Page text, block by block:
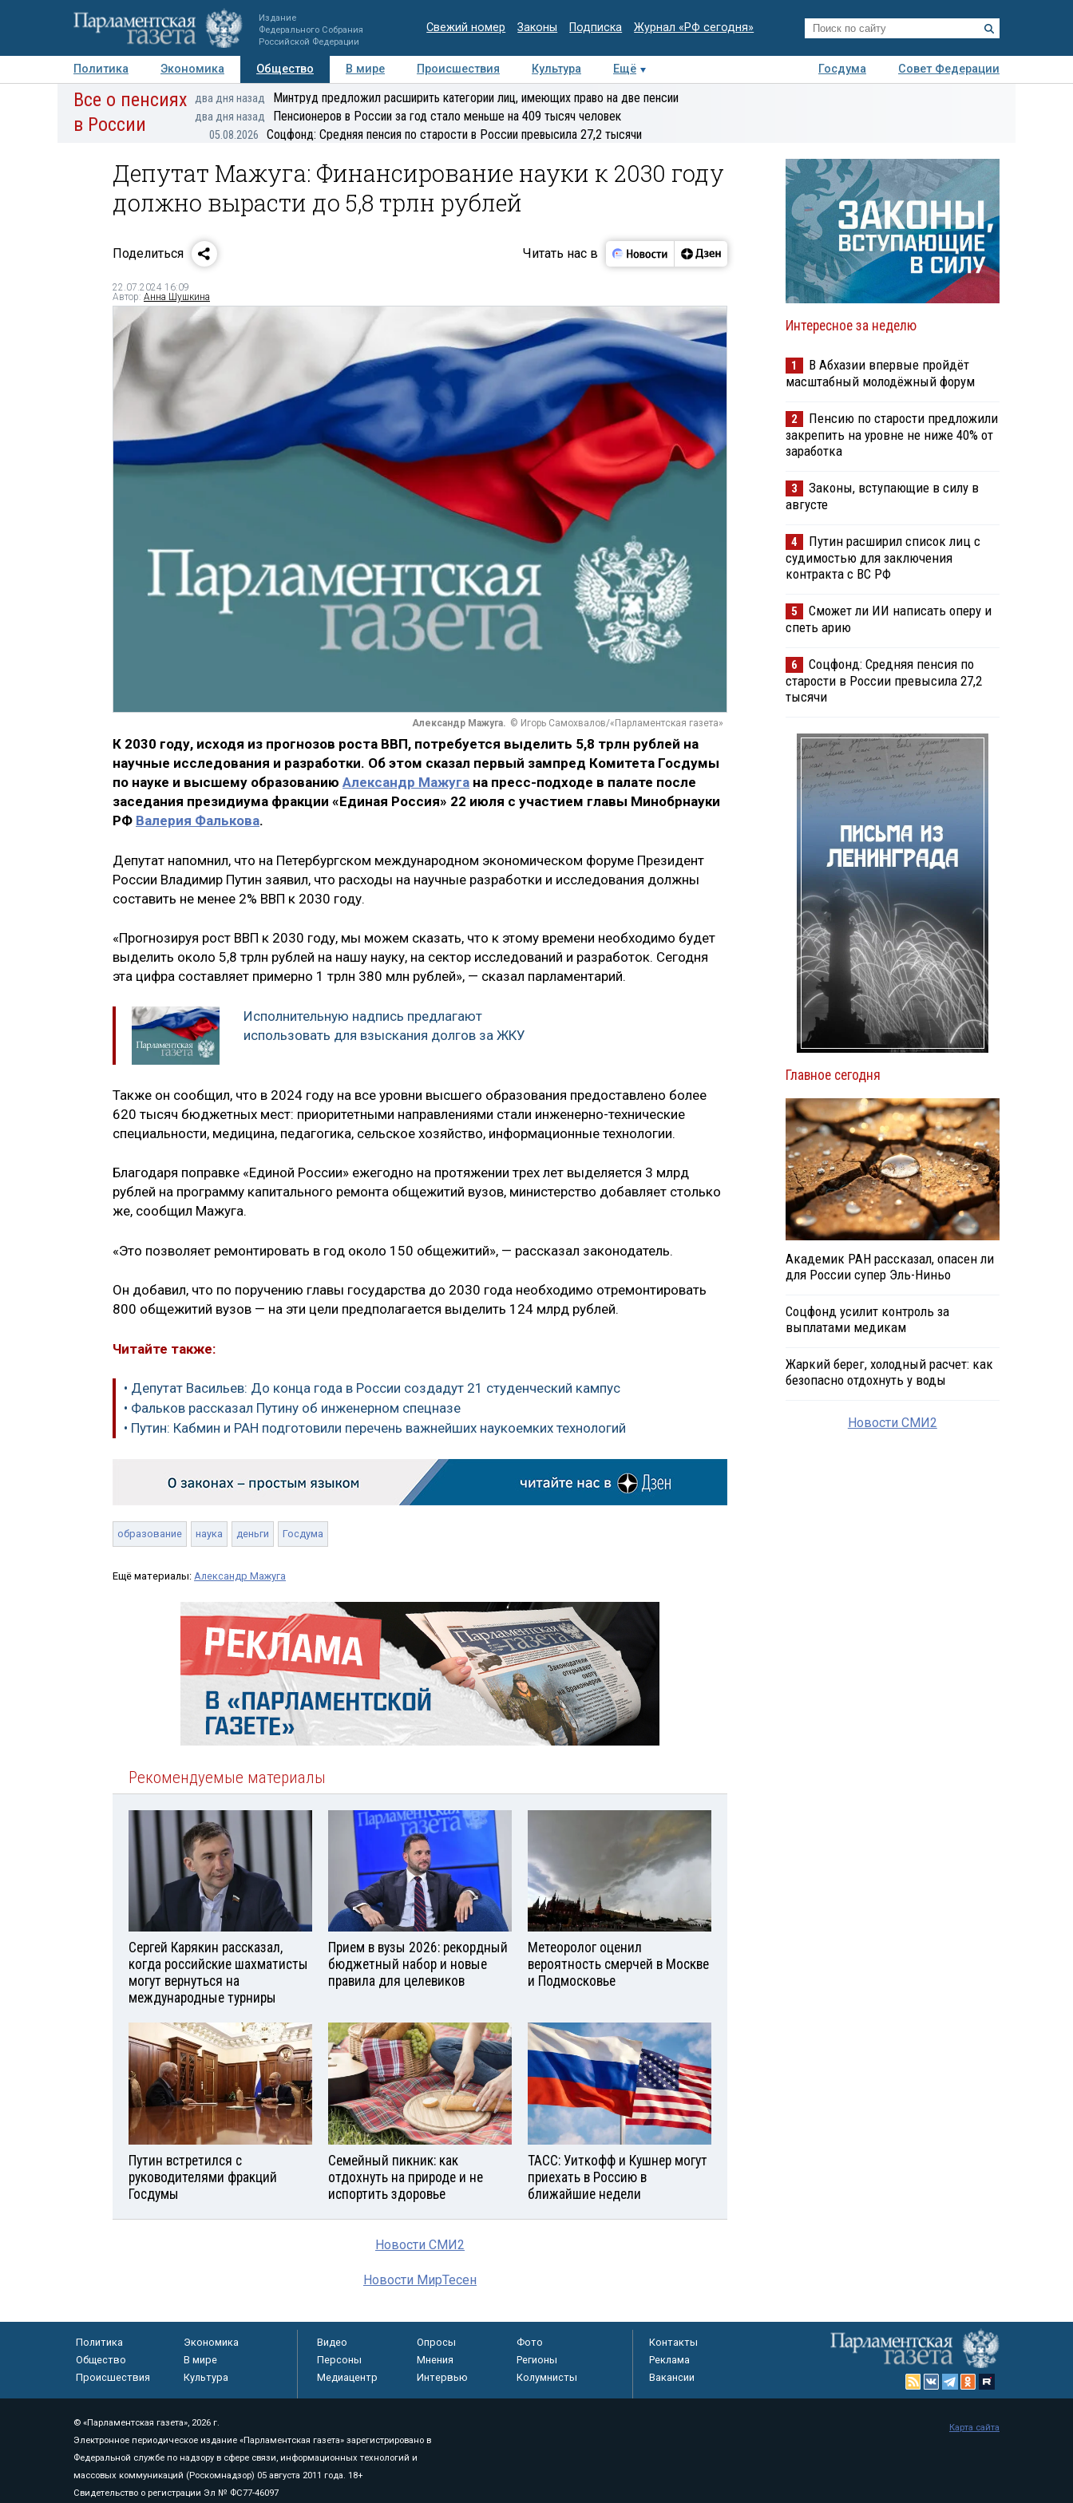
Издание
Федерального Собрания
Российской Федерации
Свежий номер Законы Подписка Журнал «РФ сегодня»
Политика Экономика Общество В мире Происшествия Культура Ещё Госдума
Совет Федерации
Авторы Персоны Мнения Регионы Медиацентр Интервью Колумнисты
Деловая
Все о пенсиях
в России
два дня назад Минтруд предложил расширить категории лиц, имеющих право на две пенсии
два дня назад Пенсионеров в России за год стало меньше на 409 тысяч человек
05.08.2026 Соцфонд: Средняя пенсия по старости в России превысила 27,2 тысячи
Депутат Мажуга: Финансирование науки к 2030 году
должно вырасти до 5,8 трлн рублей
Поделиться Читать нас в
22.07.2024 16:09
Автор: Анна Шушкина
Александр Мажуга. © Игорь Самохвалов/«Парламентская газета»
К 2030 году, исходя из прогнозов роста ВВП, потребуется выделить 5,8 трлн рублей на
научные исследования и разработки. Об этом сказал первый зампред Комитета Госдумы
по науке и высшему образованию Александр Мажуга на пресс-подходе в палате после
заседания президиума фракции «Единая Россия» 22 июля с участием главы Минобрнауки
РФ Валерия Фалькова.
Депутат напомнил, что на Петербургском международном экономическом форуме Президент
России Владимир Путин заявил, что расходы на научные разработки и исследования должны
составить не менее 2% ВВП к 2030 году.
«Прогнозируя рост ВВП к 2030 году, мы можем сказать, что к этому времени необходимо будет
выделить около 5,8 трлн рублей на нашу науку, на сектор исследований и разработок. Сегодня
эта цифра составляет примерно 1 трлн 380 млн рублей», — сказал парламентарий.
Исполнительную надпись предлагают
использовать для взыскания долгов за ЖКУ
Также он сообщил, что в 2024 году на все уровни высшего образования предоставлено более
620 тысяч бюджетных мест: приоритетными направлениями стали инженерно-технические
специальности, медицина, педагогика, сельское хозяйство, информационные технологии.
Благодаря поправке «Единой России» ежегодно на протяжении трех лет выделяется 3 млрд
рублей на программу капитального ремонта общежитий вузов, министерство добавляет столько
же, сообщил Мажуга.
«Это позволяет ремонтировать в год около 150 общежитий», — рассказал законодатель.
Он добавил, что по поручению главы государства до 2030 года необходимо отремонтировать
800 общежитий вузов — на эти цели предполагается выделить 124 млрд рублей.
Читайте также:
• Депутат Васильев: До конца года в России создадут 21 студенческий кампус
• Фальков рассказал Путину об инженерном спецназе
• Путин: Кабмин и РАН подготовили перечень важнейших наукоемких технологий
образование наука деньги Госдума
Ещё материалы: Александр Мажуга
Рекомендуемые материалы
Сергей Карякин рассказал,
когда российские шахматисты
могут вернуться на
международные турниры
Прием в вузы 2026: рекордный
бюджетный набор и новые
правила для целевиков
Метеоролог оценил
вероятность смерчей в Москве
и Подмосковье
Путин встретился с
руководителями фракций
Госдумы
Семейный пикник: как
отдохнуть на природе и не
испортить здоровье
ТАСС: Уиткофф и Кушнер могут
приехать в Россию в
ближайшие недели
Новости СМИ2
Новости МирТесен
Интересное за неделю
1
В Абхазии впервые пройдёт
масштабный молодёжный форум
2
Пенсию по старости предложили
закрепить на уровне не ниже 40% от
заработка
3
Законы, вступающие в силу в
августе
4
Путин расширил список лиц с
судимостью для заключения
контракта с ВС РФ
5
Сможет ли ИИ написать оперу и
спеть арию
6
Соцфонд: Средняя пенсия по
старости в России превысила 27,2
тысячи
Главное сегодня
Академик РАН рассказал, опасен ли
для России супер Эль-Ниньо
Соцфонд усилит контроль за
выплатами медикам
Жаркий берег, холодный расчет: как
безопасно отдохнуть у воды
Новости СМИ2
Политика
Экономика
Общество
В мире
Происшествия
Культура
Видео Опросы
Фото
Персоны
Мнения
Регионы
Медиацентр
Интервью Колумнисты
Контакты
Реклама
Вакансии
© «Парламентская газета», 2026 г.
Электронное периодическое издание «Парламентская газета» зарегистрировано в
Федеральной службе по надзору в сфере связи, информационных технологий и
массовых коммуникаций (Роскомнадзор) 05 августа 2011 года. 18+
Свидетельство о регистрации Эл № ФС77-46097
Карта сайта